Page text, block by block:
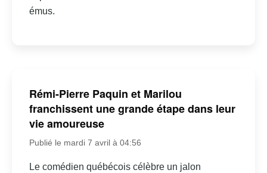
émus.
Rémi-Pierre Paquin et Marilou
franchissent une grande étape dans leur
vie amoureuse
Publié le mardi 7 avril à 04:56
Le comédien québécois célèbre un jalon